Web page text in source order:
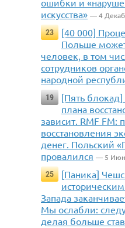
ошибки и
искусства» — 4
23
[40 000]
Польше может
человек, в том
сотрудников
народной
19
[Пять блокад]
плана
зависит. RMF FM:
восстановления
денег. Польский
провалился — 5
25
[Паника]
Запада
Мы ослабли:
делая больше